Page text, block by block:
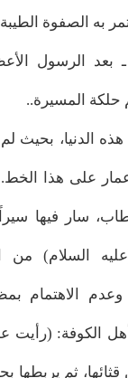
به الصفوة
بعد الرسول
حلكة المسيرة..
الدنيا، بحيث
على هذا
سار فيها سيراً
السلام) من
الاهتمام
الكوفة: (رأيت
ثم يربطها